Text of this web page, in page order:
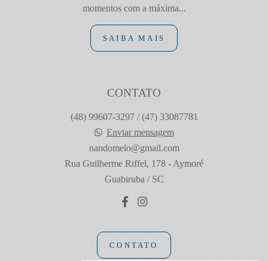
momentos com a máxima...
SAIBA MAIS
CONTATO
(48) 99607-3297 / (47) 33087781
Enviar mensagem
nandomelo@gmail.com
Rua Guilherme Riffel, 178 - Aymoré
Guabiruba / SC
CONTATO